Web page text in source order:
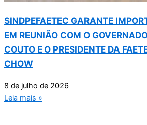
SINDPEFAETEC GARANTE
EM REUNIÃO COM O
COUTO E O PRESIDENTE DA
CHOW
8 de julho de 2026
Leia mais »